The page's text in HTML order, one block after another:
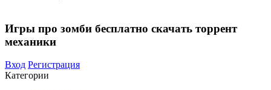
Игры про зомби бесплатно скачать торрент
механики
Вход Регистрация
Категории